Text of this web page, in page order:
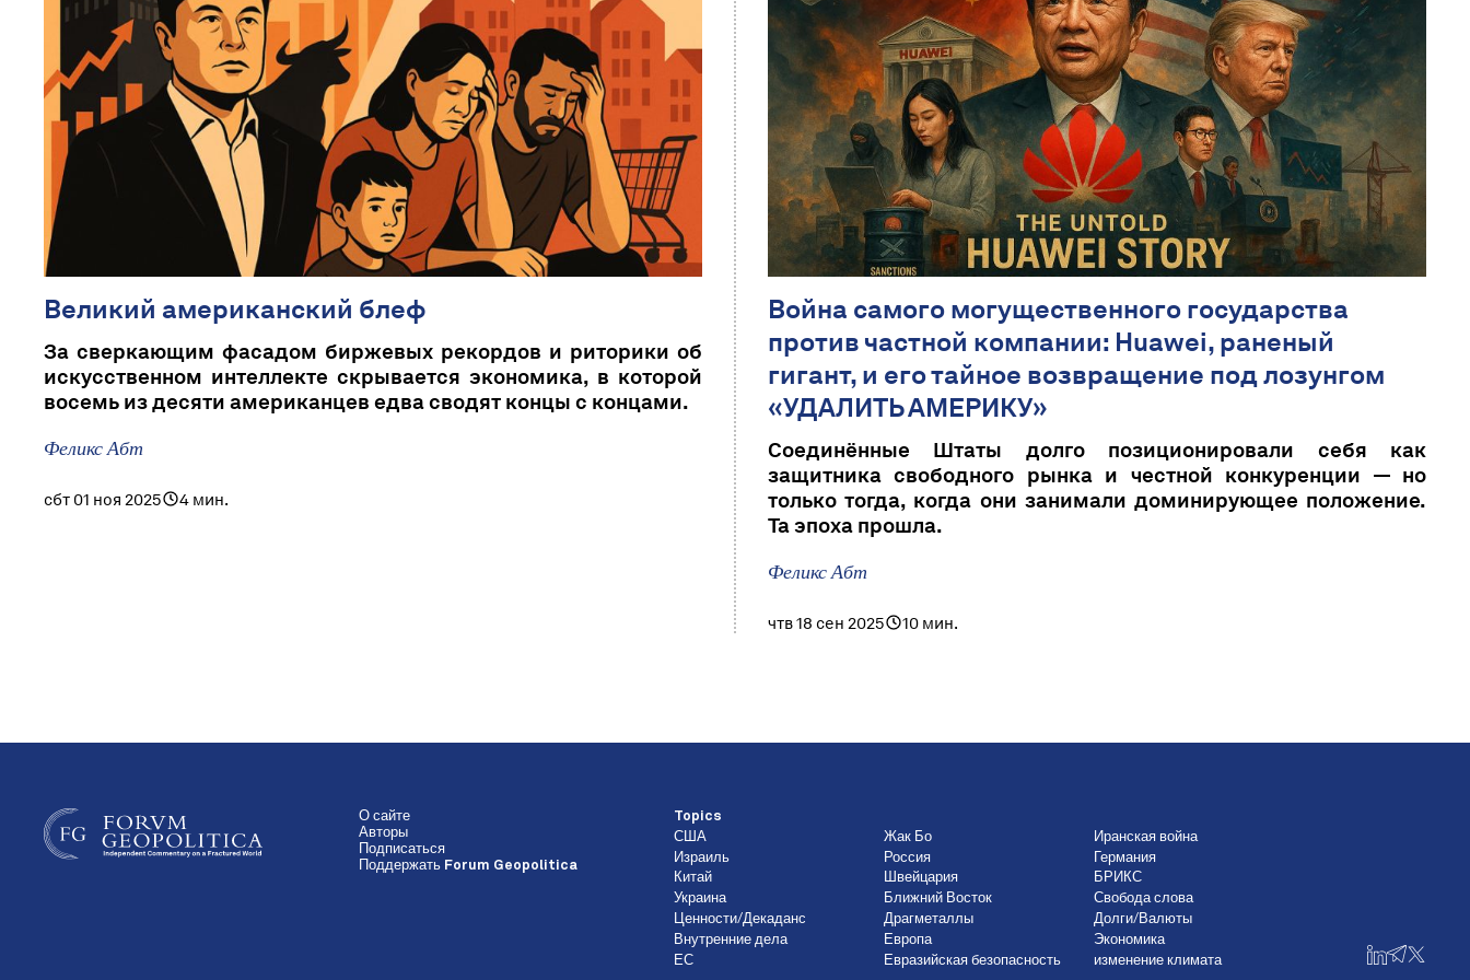
Великий американский блеф
За сверкающим фасадом биржевых рекордов и риторики об
искусственном интеллекте скрывается экономика, в которой
восемь из десяти американцев едва сводят концы с концами.
Феликс Абт
сбт 01 ноя 2025 4 мин.
Война самого могущественного государства
против частной компании: Huawei, раненый
гигант, и его тайное возвращение под лозунгом
«УДАЛИТЬ АМЕРИКУ»
Соединённые Штаты долго позиционировали себя как
защитника свободного рынка и честной конкуренции — но
только тогда, когда они занимали доминирующее положение.
Та эпоха прошла.
Феликс Абт
чтв 18 сен 2025 10 мин.
О сайте
Авторы
Подписаться
Поддержать Forum Geopolitica
Topics
США
Жак Бо
Иранская война
Израиль
Россия
Германия
Китай
Швейцария
БРИКС
Украина
Ближний Восток
Свобода слова
Ценности/Декаданс
Драгметаллы
Долги/Валюты
Внутренние дела
Европа
Экономика
ЕС
Евразийская безопасность изменение климата